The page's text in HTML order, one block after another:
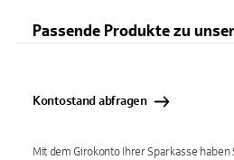
Passende Produkte zu
Kontostand abfragen
Mit dem Girokonto Ihrer Sparkasse haben